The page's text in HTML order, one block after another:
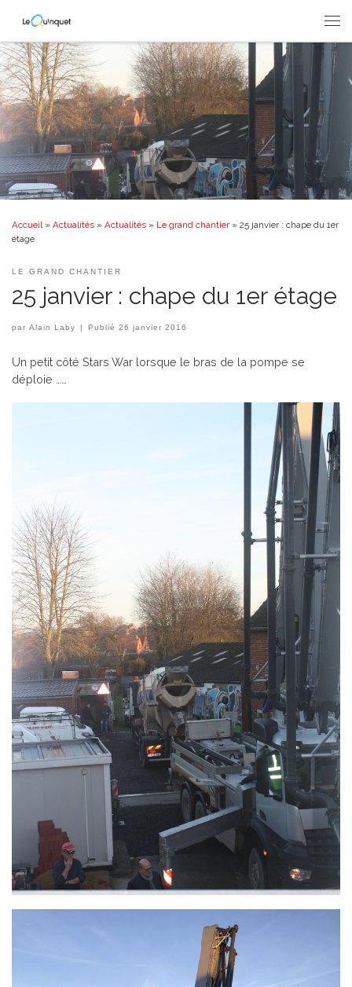
Passer au contenu
Accueil » Actualités » Actualités » Le grand chantier » 25 janvier : chape du 1er
étage
LE GRAND CHANTIER
25 janvier : chape du 1er étage
par Alain Laby Publié26 janvier 2016
Un petit côté Stars War lorsque le bras de la pompe se
déploie ……